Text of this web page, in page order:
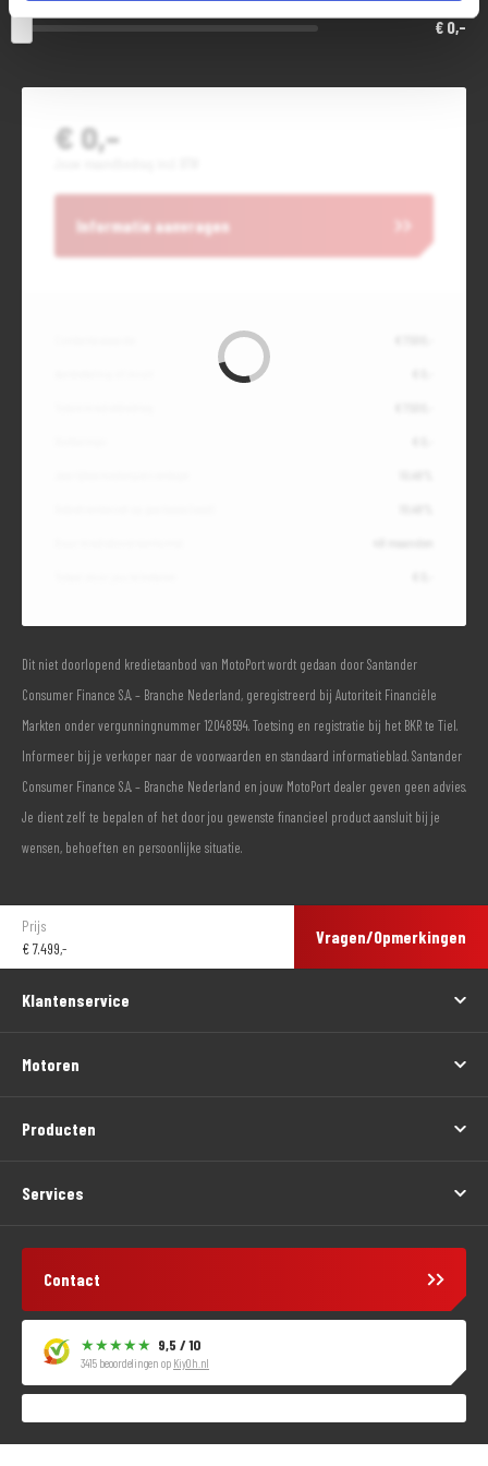
€ 0,-
€ 0,-
Informatie aanvragen
Dit niet doorlopend kredietaanbod van MotoPort wordt gedaan door Santander
Consumer Finance S.A. – Branche Nederland, geregistreerd bij Autoriteit Financiële
Markten onder vergunningnummer 12048594. Toetsing en registratie bij het BKR te Tiel.
Informeer bij je verkoper naar de voorwaarden en standaard informatieblad. Santander
Consumer Finance S.A. – Branche Nederland en jouw MotoPort dealer geven geen advies.
Je dient zelf te bepalen of het door jou gewenste financieel product aansluit bij je
wensen, behoeften en persoonlijke situatie.
Prijs
€7.499,-
Vragen/Opmerkingen
Klantenservice
Motoren
Producten
Services
Contact
9,5 / 10
3415 beoordelingen op KiyOh.nl